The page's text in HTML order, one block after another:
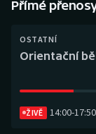
Curling
Přímé
OSTATNÍ
Orientační
ŽIVĚ 14:00-17:50